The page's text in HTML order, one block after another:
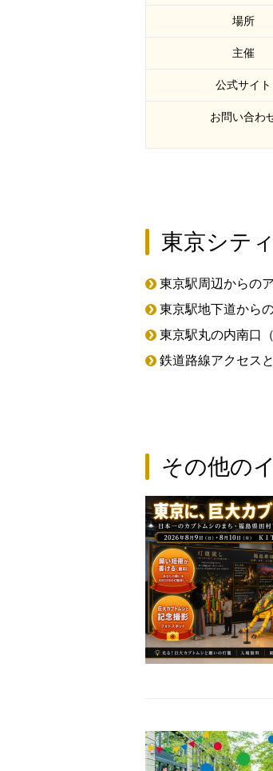
場所
主催
公式サイト
お問い合わ
東京シテ
東京駅周辺からの
東京駅地下道から
東京駅丸の内南口
鉄道路線アクセス
その他の